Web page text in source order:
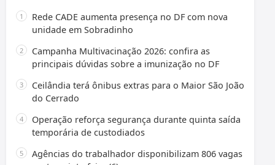
Rede CADE aumenta presença no DF com nova
unidade em Sobradinho
Campanha Multivacinação 2026: confira as
principais dúvidas sobre a imunização no DF
Ceilândia terá ônibus extras para o Maior São João
do Cerrado
Operação reforça segurança durante quinta saída
temporária de custodiados
Agências do trabalhador disponibilizam 806 vagas